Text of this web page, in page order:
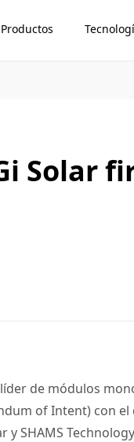
Productos
Solar
de módulos
of Intent) con
y SHAMS